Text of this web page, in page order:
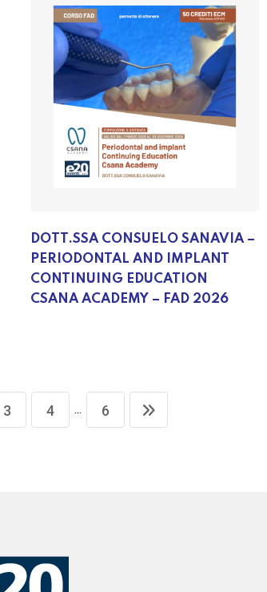
DOTT.SSA CONSUELO SANAVIA –
PERIODONTAL AND IMPLANT
CONTINUING EDUCATION
CSANA ACADEMY – FAD 2026
3 4 ... 6